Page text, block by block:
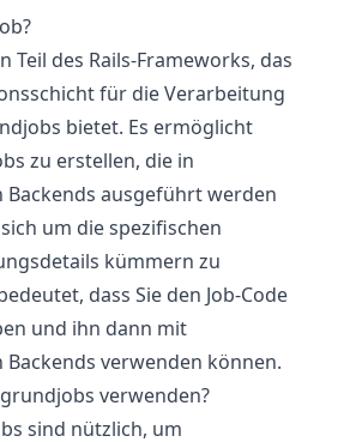
Teil des Rails-Frameworks, das
für die Verarbeitung
bietet. Es ermöglicht
zu erstellen, die in
Backends ausgeführt werden
um die spezifischen
kümmern zu
dass Sie den Job-Code
und ihn dann mit
Backends verwenden können.
verwenden?
sind nützlich, um